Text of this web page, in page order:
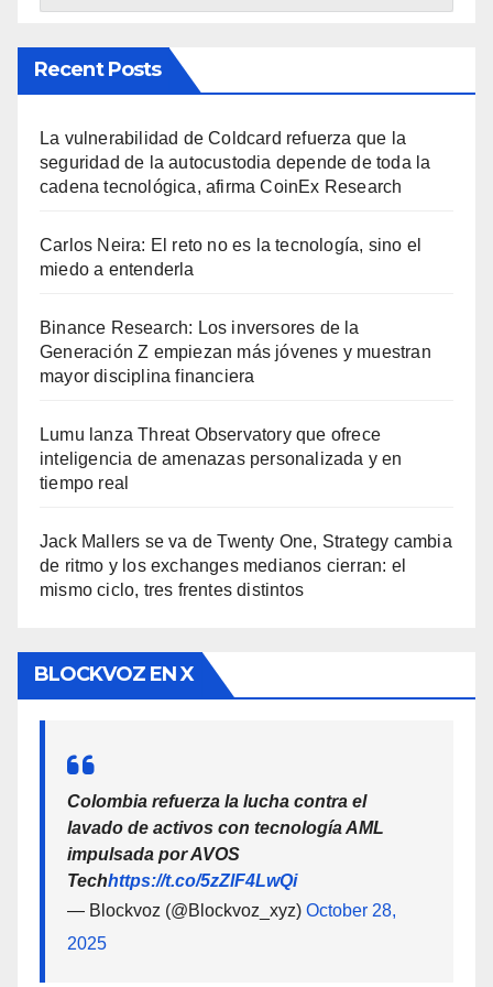
Recent Posts
La vulnerabilidad de Coldcard refuerza que la
seguridad de la autocustodia depende de toda la
cadena tecnológica, afirma CoinEx Research
Carlos Neira: El reto no es la tecnología, sino el
miedo a entenderla
Binance Research: Los inversores de la
Generación Z empiezan más jóvenes y muestran
mayor disciplina financiera
Lumu lanza Threat Observatory que ofrece
inteligencia de amenazas personalizada y en
tiempo real
Jack Mallers se va de Twenty One, Strategy cambia
de ritmo y los exchanges medianos cierran: el
mismo ciclo, tres frentes distintos
BLOCKVOZ EN X
Colombia refuerza la lucha contra el
lavado de activos con tecnología AML
impulsada por AVOS
Techhttps://t.co/5zZlF4LwQi
— Blockvoz (@Blockvoz_xyz) October 28,
2025